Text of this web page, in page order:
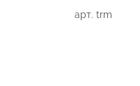
арт. trm